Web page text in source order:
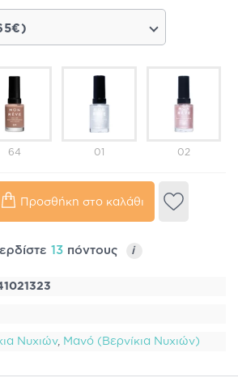
64 01 02
Προσθήκη στο καλάθι
13πόντους i
Νυχιών, Μανό (Βερνίκια Νυχιών)